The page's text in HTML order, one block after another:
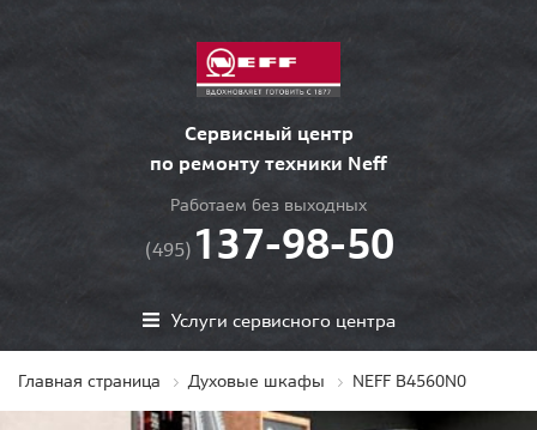
Сервисный центр
по ремонту техники Neff
Работаем без выходных
(495) 137-98-50
Услуги сервисного центра
Главная страница Духовые шкафы NEFF B4560N0